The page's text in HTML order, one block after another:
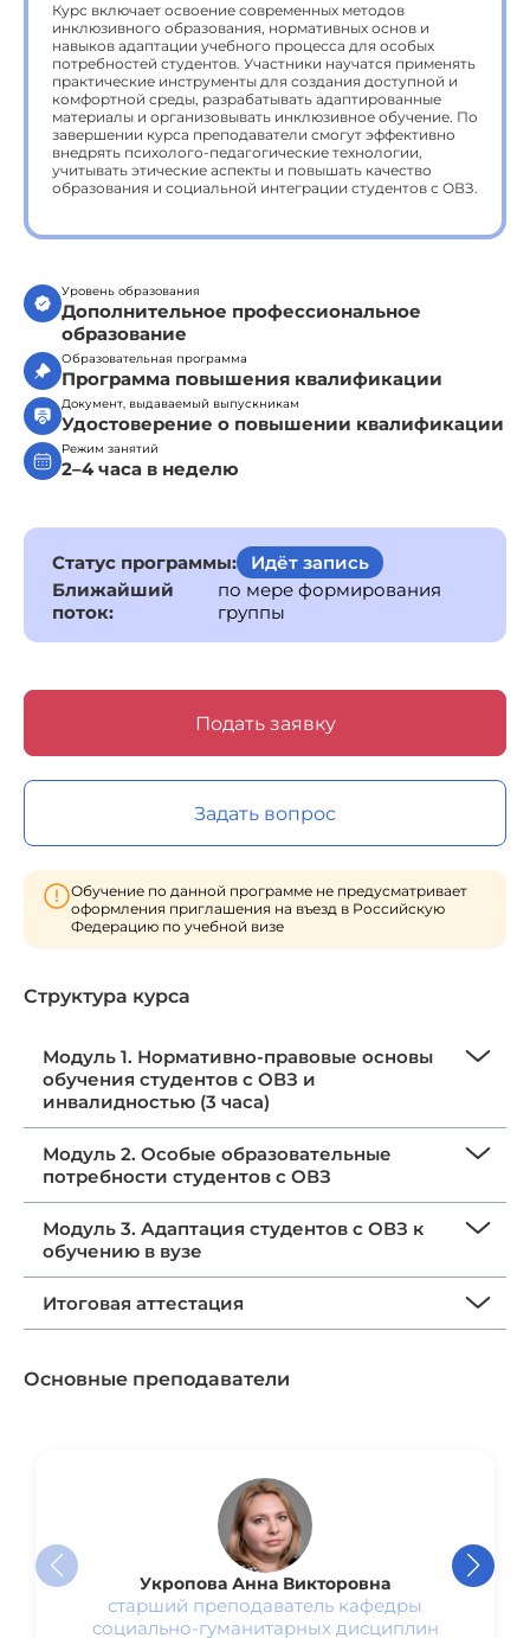
Курс включает освоение современных методов
инклюзивного образования, нормативных основ и
навыков адаптации учебного процесса для особых
потребностей студентов. Участники научатся применять
практические инструменты для создания доступной и
комфортной среды, разрабатывать адаптированные
материалы и организовывать инклюзивное обучение. По
завершении курса преподаватели смогут эффективно
внедрять психолого-педагогические технологии,
учитывать этические аспекты и повышать качество
образования и социальной интеграции студентов с ОВЗ.
Уровень образования
Дополнительное профессиональное
образование
Образовательная программа
Программа повышения квалификации
Документ, выдаваемый выпускникам
Удостоверение о повышении квалификации
Режим занятий
2–4 часа в неделю
Статус программы:
Идёт запись
Ближайший
поток:
по мере формирования
группы
Подать заявку
Задать вопрос
Обучение по данной программе не предусматривает
оформления приглашения на въезд в Российскую
Федерацию по учебной визе
Структура курса
Модуль 1. Нормативно-правовые основы
обучения студентов с ОВЗ и
инвалидностью (3 часа)
Модуль 2. Особые образовательные
потребности студентов с ОВЗ
Модуль 3. Адаптация студентов с ОВЗ к
обучению в вузе
Итоговая аттестация
Основные преподаватели
Укропова Анна Викторовна
старший преподаватель кафедры
социально-гуманитарных дисциплин